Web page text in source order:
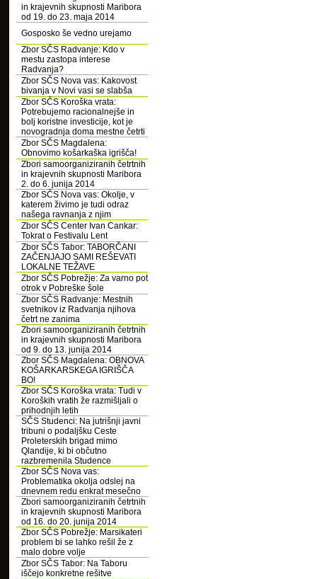
in krajevnih skupnosti Maribora
od 19. do 23. maja 2014
Gosposko še vedno urejamo
Zbor SČS Radvanje: Kdo v
mestu zastopa interese
Radvanja?
Zbor SČS Nova vas: Kakovost
bivanja v Novi vasi se slabša
Zbor SČS Koroška vrata:
Potrebujemo racionalnejše in
bolj koristne investicije, kot je
novogradnja doma mestne četrti
Zbor SČS Magdalena:
Obnovimo košarkaška igrišča!
Zbori samoorganiziranih četrtnih
in krajevnih skupnosti Maribora
2. do 6. junija 2014
Zbor SČS Nova vas: Okolje, v
katerem živimo je tudi odraz
našega ravnanja z njim
Zbor SČS Center Ivan Cankar:
Tokrat o Festivalu Lent
Zbor SČS Tabor: TABORČANI
ZAČENJAJO SAMI REŠEVATI
LOKALNE TEŽAVE
Zbor SČS Pobrežje: Za varno pot
otrok v Pobreške šole
Zbor SČS Radvanje: Mestnih
svetnikov iz Radvanja njihova
četrt ne zanima
Zbori samoorganiziranih četrtnih
in krajevnih skupnosti Maribora
od 9. do 13. junija 2014
Zbor SČS Magdalena: OBNOVA
KOŠARKARSKEGA IGRIŠČA
BO!
Zbor SČS Koroška vrata: Tudi v
Koroških vratih že razmišljali o
prihodnjih letih
SČS Studenci: Na jutrišnji javni
tribuni o podaljšku Ceste
Proleterskih brigad mimo
Qlandije, ki bi občutno
razbremenila Studence
Zbor SČS Nova vas:
Problematika okolja odslej na
dnevnem redu enkrat mesečno
Zbori samoorganiziranih četrtnih
in krajevnih skupnosti Maribora
od 16. do 20. junija 2014
Zbor SČS Pobrežje: Marsikateri
problem bi se lahko rešil že z
malo dobre volje
Zbor SČS Tabor: Na Taboru
iščejo konkretne rešitve